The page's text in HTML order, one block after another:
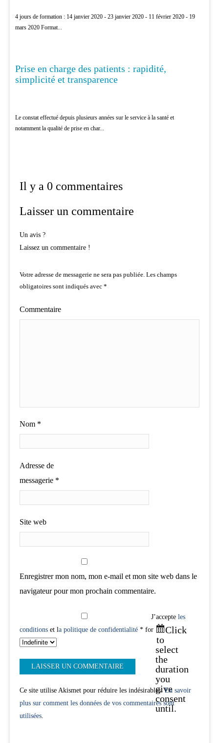
4 jours de formation : 14 janvier 2020 - 23 janvier 2020 - 11 février 2020 - 19
mars 2020 Format...
MÉDECINE D'URGENCE
Prise en charge des patients : rapidité,
simplicité et transparence
Le constat effectué depuis plusieurs années sur le service à la santé et
notamment la qualité de prise en char...
Il y a 0 commentaires
Laisser un commentaire
Un avis ?
Laissez un commentaire !
Votre adresse de messagerie ne sera pas publiée. Les champs
obligatoires sont indiqués avec *
Commentaire
Nom *
Adresse de
messagerie *
Site web
Enregistrer mon nom, mon e-mail et mon site web dans le
navigateur pour mon prochain commentaire.
J’accepte les
conditions et la politique de confidentialité * for
Click
to
select
the
duration
you
give
consent
until.
Ce site utilise Akismet pour réduire les indésirables.En savoir
plus sur comment les données de vos commentaires sont
utilisées